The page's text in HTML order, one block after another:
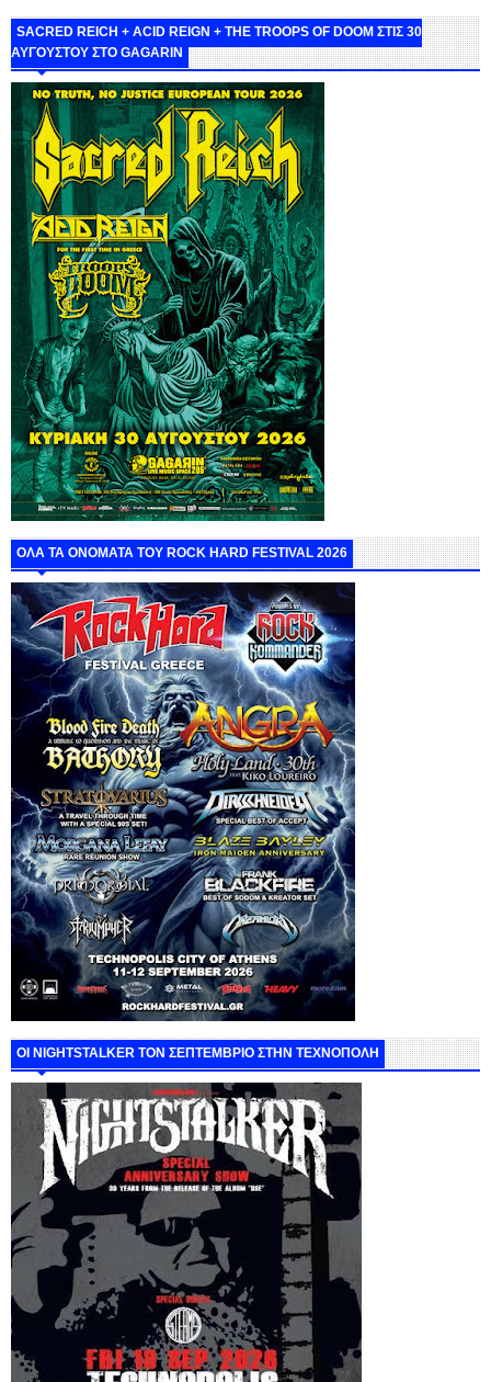
SACRED REICH + ACID REIGN + THE TROOPS OF DOOM ΣΤΙΣ 30
ΑΥΓΟΥΣΤΟΥ ΣΤΟ GAGARIN
ΟΛΑ ΤΑ ΟΝΟΜΑΤΑ ΤΟΥ ROCK HARD FESTIVAL 2026
ΟΙ NIGHTSTALKER ΤΟΝ ΣΕΠΤΕΜΒΡΙΟ ΣΤΗΝ ΤΕΧΝΟΠΟΛΗ